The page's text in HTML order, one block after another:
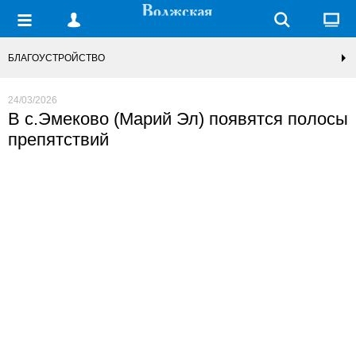
БЛАГОУСТРОЙСТВО
24/03/2026
В с.Эмеково (Марий Эл) появятся полосы
препятствий